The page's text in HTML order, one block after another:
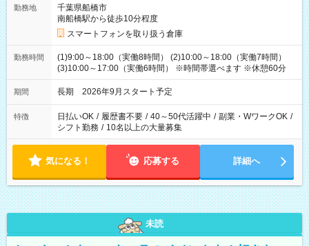
勤務地
千葉県船橋市
南船橋駅から徒歩10分程度
スマートフォンを取り扱う倉庫
勤務時間
(1)9:00～18:00（実働8時間） (2)10:00～18:00（実働7時間）
(3)10:00～17:00（実働6時間） ※時間帯選べます ※休憩60分
期間 長期 2026年9月スタート予定
特徴 日払いOK / 履歴書不要 / 40～50代活躍中 / 副業・WワークOK /
シフト勤務 / 10名以上の大量募集
気になる！ 応募する 詳細へ
未読